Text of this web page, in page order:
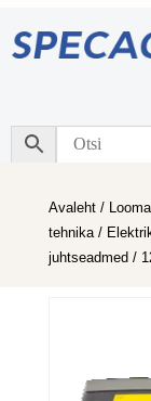
Avaleht/
tehnika/
juhtseadmed /